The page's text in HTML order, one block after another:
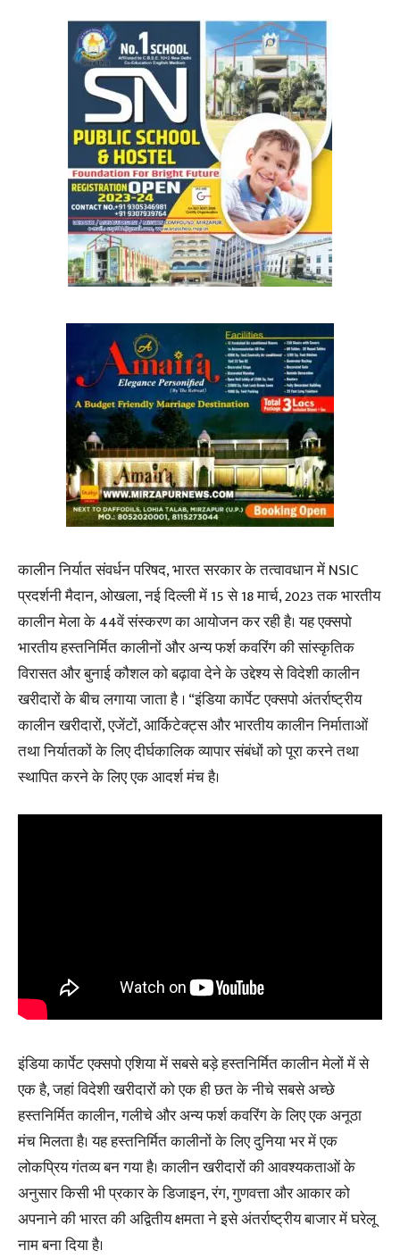
कालीन निर्यात संवर्धन परिषद, भारत सरकार के तत्वावधान में NSIC
प्रदर्शनी मैदान, ओखला, नई दिल्ली में 15 से 18 मार्च, 2023 तक भारतीय
कालीन मेला के 44वें संस्करण का आयोजन कर रही है। यह एक्सपो
भारतीय हस्तनिर्मित कालीनों और अन्य फर्श कवरिंग की सांस्कृतिक
विरासत और बुनाई कौशल को बढ़ावा देने के उद्देश्य से विदेशी कालीन
खरीदारों के बीच लगाया जाता है । “इंडिया कार्पेट एक्सपो अंतर्राष्ट्रीय
कालीन खरीदारों, एजेंटों, आर्किटेक्ट्स और भारतीय कालीन निर्माताओं
तथा निर्यातकों के लिए दीर्घकालिक व्यापार संबंधों को पूरा करने तथा
स्थापित करने के लिए एक आदर्श मंच है।
इंडिया कार्पेट एक्सपो एशिया में सबसे बड़े हस्तनिर्मित कालीन मेलों में से
एक है, जहां विदेशी खरीदारों को एक ही छत के नीचे सबसे अच्छे
हस्तनिर्मित कालीन, गलीचे और अन्य फर्श कवरिंग के लिए एक अनूठा
मंच मिलता है। यह हस्तनिर्मित कालीनों के लिए दुनिया भर में एक
लोकप्रिय गंतव्य बन गया है। कालीन खरीदारों की आवश्यकताओं के
अनुसार किसी भी प्रकार के डिजाइन, रंग, गुणवत्ता और आकार को
अपनाने की भारत की अद्वितीय क्षमता ने इसे अंतर्राष्ट्रीय बाजार में घरेलू
नाम बना दिया है।